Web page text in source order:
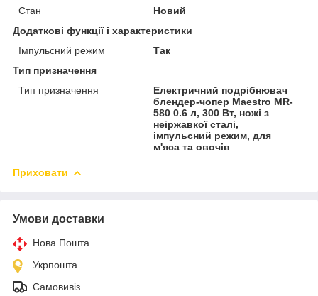
Стан
Новий
Додаткові функції і характеристики
Імпульсний режим
Так
Тип призначення
Тип призначення
Електричний подрібнювач
блендер-чопер Maestro MR-
580 0.6 л, 300 Вт, ножі з
неіржавкої сталі,
імпульсний режим, для
м'яса та овочів
Приховати
Умови доставки
Нова Пошта
Укрпошта
Самовивіз